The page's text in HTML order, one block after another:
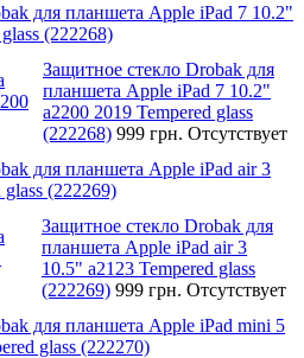
для планшета Apple iPad 7 10.2"
(222268)
Защитное стекло Drobak для
планшета Apple iPad 7 10.2"
a2200 2019 Tempered glass
(222268) 999 грн. Отсутствует
для планшета Apple iPad air 3
(222269)
Защитное стекло Drobak для
планшета Apple iPad air 3
10.5" a2123 Tempered glass
(222269) 999 грн. Отсутствует
для планшета Apple iPad mini 5
glass (222270)